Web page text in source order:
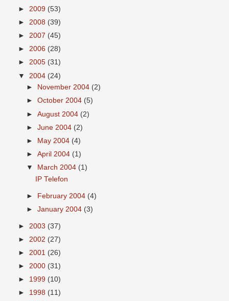
► 2009 (53)
► 2008 (39)
► 2007 (45)
► 2006 (28)
► 2005 (31)
▼ 2004 (24)
►
November 2004 (2)
►October 2004 (5)
►August 2004 (2)
►June 2004 (2)
►
May 2004 (4)
►April 2004 (1)
▼
March 2004 (1)
IP Telefon
► February 2004 (4)
►January 2004 (3)
► 2003 (37)
► 2002 (27)
► 2001 (26)
► 2000 (31)
► 1999 (10)
► 1998 (11)